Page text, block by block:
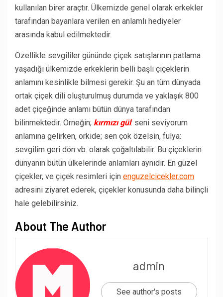
kullanılan birer araçtır. Ülkemizde genel olarak erkekler
tarafından bayanlara verilen en anlamlı hediyeler
arasında kabul edilmektedir.
Özellikle sevgililer gününde çiçek satışlarının patlama
yaşadığı ülkemizde erkeklerin belli başlı çiçeklerin
anlamını kesinlikle bilmesi gerekir. Şu an tüm dünyada
ortak çiçek dili oluşturulmuş durumda ve yaklaşık 800
adet çiçeğinde anlamı bütün dünya tarafından
bilinmektedir. Örneğin; kırmızı gül: seni seviyorum
anlamına gelirken, orkide; sen çok özelsin, fulya:
sevgilim geri dön vb. olarak çoğaltılabilir. Bu çiçeklerin
dünyanın bütün ülkelerinde anlamları aynıdır. En güzel
çiçekler, ve çiçek resimleri için enguzelcicekler.com
adresini ziyaret ederek, çiçekler konusunda daha bilinçli
hale gelebilirsiniz.
About The Author
admin
See author's posts